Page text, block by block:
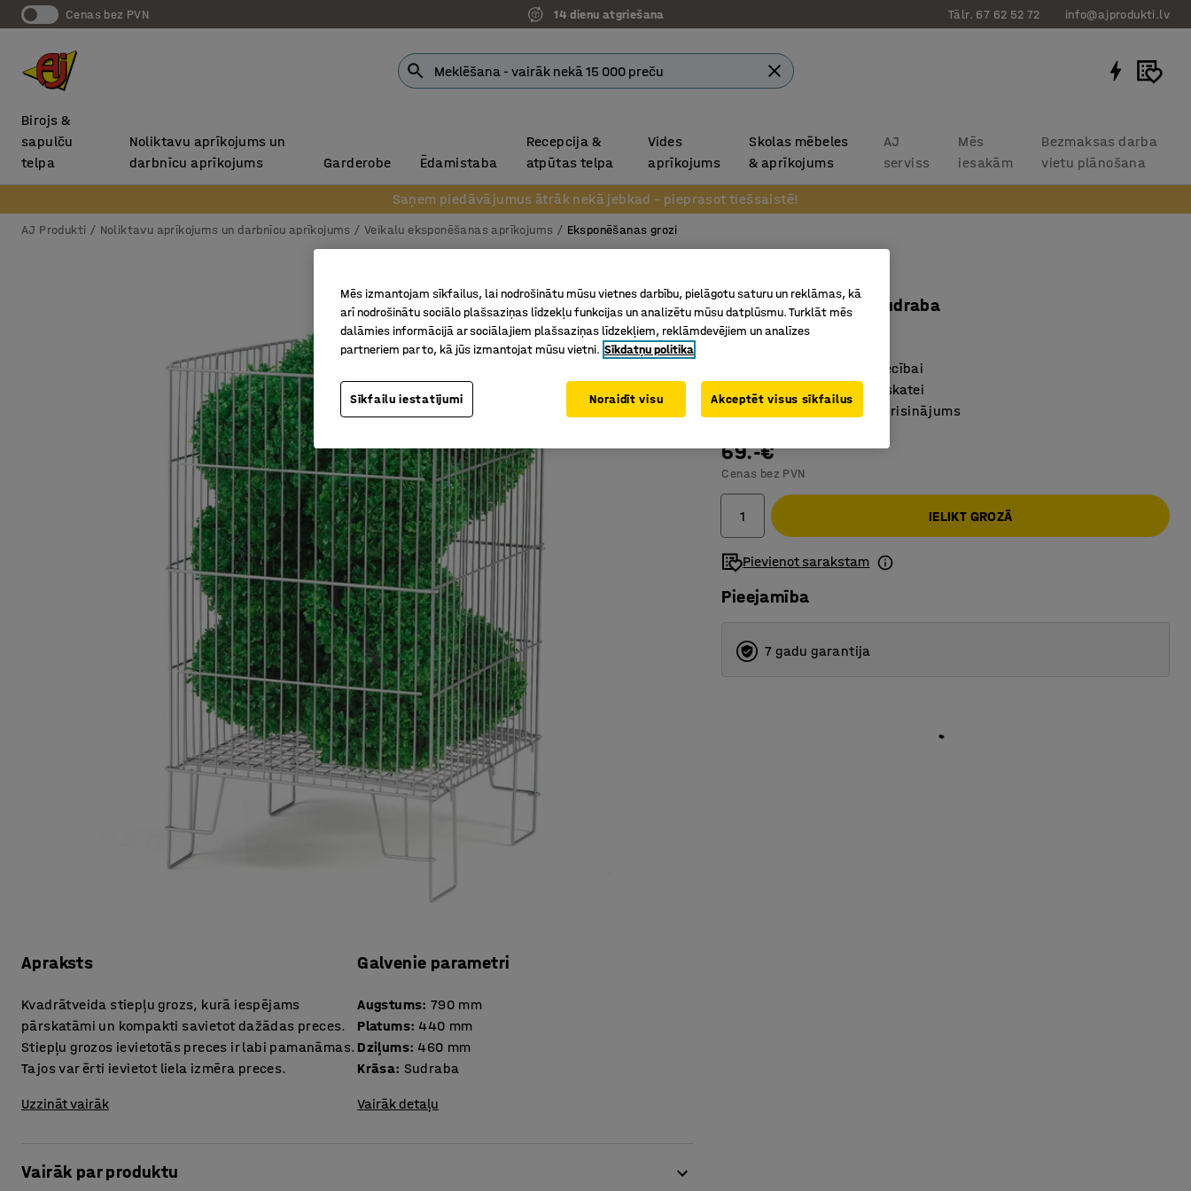
Cenas bez PVN 14 dienu atgriešana Tālr. 67 62 52 72 info@ajprodukti.lv
Birojs &
sapulču
telpa
Noliktavu aprīkojums un
darbnīcu aprīkojums
Garderobe Ēdamistaba
Recepcija &
atpūtas telpa
Vides
aprīkojums
Skolas mēbeles
& aprīkojums
AJ
serviss
Mēs
iesakām
Bezmaksas darba
vietu plānošana
Saņem piedāvājumus ātrāk nekā jebkad – pieprasot tiešsaistē!
AJ Produkti Noliktavu aprīkojums un darbnīcu aprīkojums Veikalu eksponēšanas aprīkojums Eksponēšanas grozi
Apraksts
Kvadrātveida stiepļu grozs, kurā iespējams
pārskatāmi un kompakti savietot dažādas preces.
Stiepļu grozos ievietotās preces ir labi pamanāmas.
Tajos var ērti ievietot liela izmēra preces.
Uzzināt vairāk
Galvenie parametri
Augstums: 790 mm
Platums: 440 mm
Dziļums: 460 mm
Krāsa: Sudraba
Vairāk detaļu
Vairāk par produktu
790x440x460mm, sudraba
Art. nr.:20138
Piemērots mazumtirzniecībai
Efektīva izvietošana apskatei
Telpas platības taupošs risinājums
69.-€
Cenas bez PVN
IELIKT GROZĀ
Pievienot sarakstam
Pieejamība
7 gadu garantija
Mēs izmantojam sīkfailus, lai nodrošinātu mūsu vietnes darbību, pielāgotu saturu un reklāmas, kā
arī nodrošinātu sociālo plašsaziņas līdzekļu funkcijas un analizētu mūsu datplūsmu. Turklāt mēs
dalāmies informācijā ar sociālajiem plašsaziņas līdzekļiem, reklāmdevējiem un analīzes
partneriem par to, kā jūs izmantojat mūsu vietni. Sīkdatņu politika
Sīkfailu iestatījumi Noraidīt visu Akceptēt visus sīkfailus